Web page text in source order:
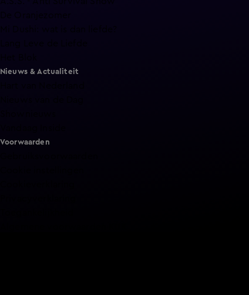
Nieuws & Actualiteit
Voorwaarden